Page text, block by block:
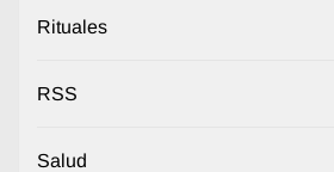
Rituales
RSS
Salud